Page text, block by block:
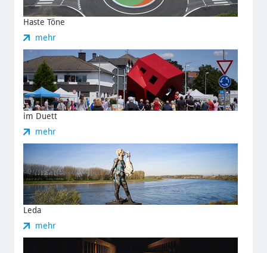
Haste Töne
mehrzu
Haste
Töne
im Duett
mehrzu
im
Leda
mehrzu
Leda